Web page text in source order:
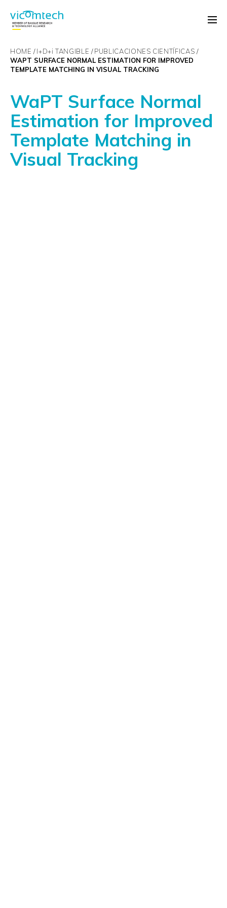
HOME I+D+i TANGIBLE PUBLICACIONES CIENTÍFICAS
WAPT SURFACE NORMAL ESTIMATION FOR IMPROVED
TEMPLATE MATCHING IN VISUAL TRACKING
WaPT Surface Normal
Estimation for Improved
Template Matching in
Visual Tracking